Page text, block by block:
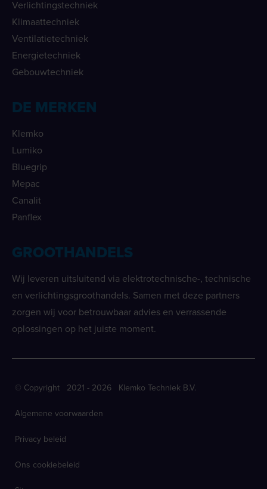
Verlichtingstechniek
Klimaattechniek
Ventilatietechniek
Energietechniek
Gebouwtechniek
DE MERKEN
Klemko
Lumiko
Bluegrip
Mepac
Canalit
Panflex
GROOTHANDELS
Wij leveren uitsluitend via elektrotechnische-, technische
en verlichtingsgroothandels. Samen met deze partners
zorgen wij voor betrouwbaar advies en verrassende
oplossingen op het juiste moment.
© Copyright 2021 - 2026 Klemko Techniek B.V.
Algemene voorwaarden
Privacy beleid
Ons cookiebeleid